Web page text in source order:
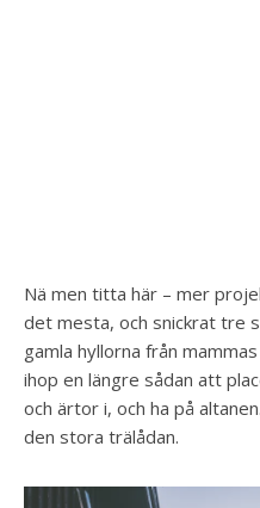
Nä men titta här – mer
det mesta, och snickrat tre
gamla hyllorna från
ihop en längre sådan att
och ärtor i, och ha på
den stora trälådan.